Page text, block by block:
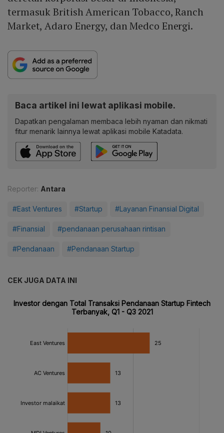
termasuk British American Tobacco, Ranch
Market, Adaro Energy, dan Medco Energi.
Baca artikel ini lewat aplikasi mobile.
Dapatkan pengalaman membaca lebih nyaman dan nikmati
fitur menarik lainnya lewat aplikasi mobile Katadata.
Reporter: Antara
#East Ventures #Startup #Layanan Finansial Digital
#Finansial #pendanaan perusahaan rintisan
#Pendanaan #Pendanaan Startup
CEK JUGA DATA INI